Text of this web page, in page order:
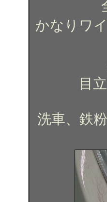
かなりワ
目
洗車、鉄